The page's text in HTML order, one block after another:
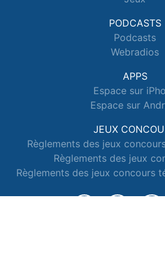
PODCASTS
Podcasts
Webradios
APPS
Espace sur
Espace sur
JEUX
Règlements des jeux
Règlements des jeux
Règlements des jeux concours